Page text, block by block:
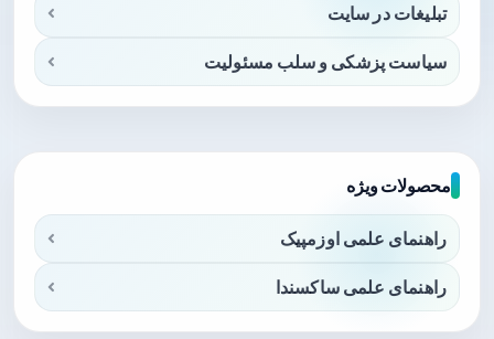
تبلیغات در سایت
سیاست پزشکی و سلب مسئولیت
محصولات ویژه
راهنمای علمی اوزمپیک
راهنمای علمی ساکسندا